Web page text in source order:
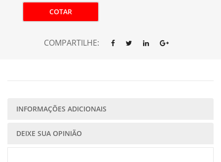
COTAR
COMPARTILHE:
INFORMAÇÕES ADICIONAIS
DEIXE SUA OPINIÃO